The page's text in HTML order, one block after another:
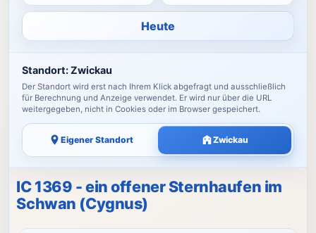
Heute
Standort:Zwickau
Der Standort wird erst nach Ihrem Klick abgefragt und ausschließlich
für Berechnung und Anzeige verwendet. Er wird nur über die URL
weitergegeben, nicht in Cookies oder im Browser gespeichert.
Eigener Standort Zwickau
IC 1369 - ein offener Sternhaufen im
Schwan (Cygnus)